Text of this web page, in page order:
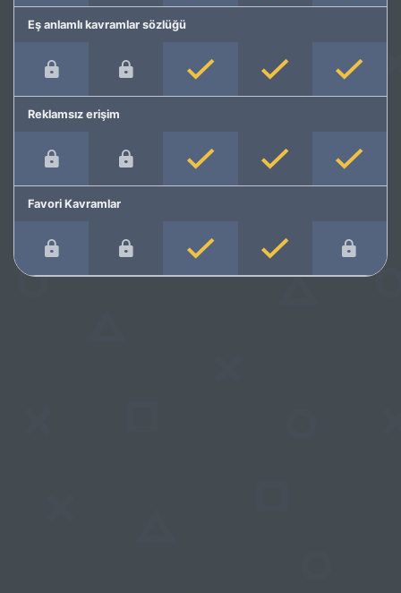
Eş anlamlı kavramlar sözlüğü
Reklamsız erişim
Favori Kavramlar